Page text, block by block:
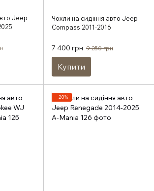
Jeep
Чохли на сидіння авто Jeep
Compass 2011-2016
7 400 грн 9 250 грн
Купити
−20%